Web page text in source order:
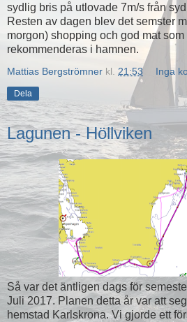
sydlig bris på utlovade 7m/s från
Resten av dagen blev det semster
morgon) shopping och god mat
rekommenderas i hamnen.
Mattias Bergströmner kl. 21:53 Inga
Dela
Lagunen - Höllviken
Så var det äntligen dags för
Juli 2017. Planen detta år var att
hemstad Karlskrona. Vi gjorde ett